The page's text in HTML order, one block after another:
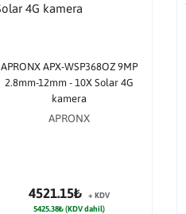
APRONX APX-WSP368OZ 9MP
2.8mm-12mm - 10X Solar 4G
kamera
APRONX
4521.15₺
+ KDV
5425.38₺ (KDV dahil)